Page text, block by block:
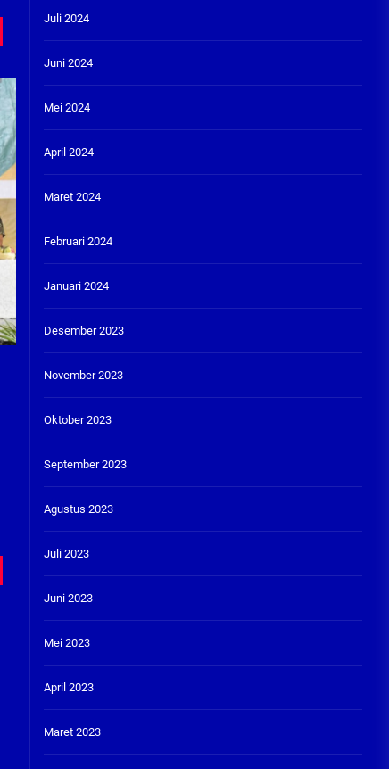
Juli 2024
Juni 2024
Mei 2024
April 2024
Maret 2024
Februari 2024
Januari 2024
Desember 2023
November 2023
Oktober 2023
September 2023
Agustus 2023
Juli 2023
Juni 2023
Mei 2023
April 2023
Maret 2023